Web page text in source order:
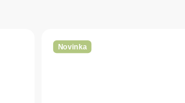
Novinka